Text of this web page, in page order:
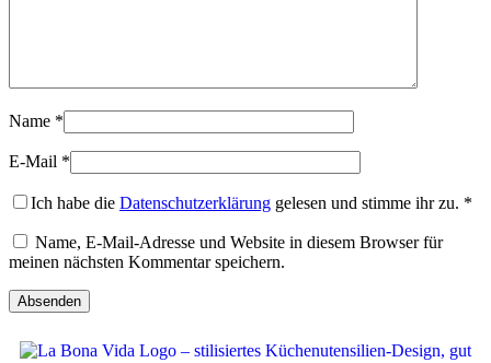
Name *
E-Mail *
Ich habe die Datenschutzerklärung gelesen und stimme ihr zu. *
Name, E-Mail-Adresse und Website in diesem Browser für
meinen nächsten Kommentar speichern.